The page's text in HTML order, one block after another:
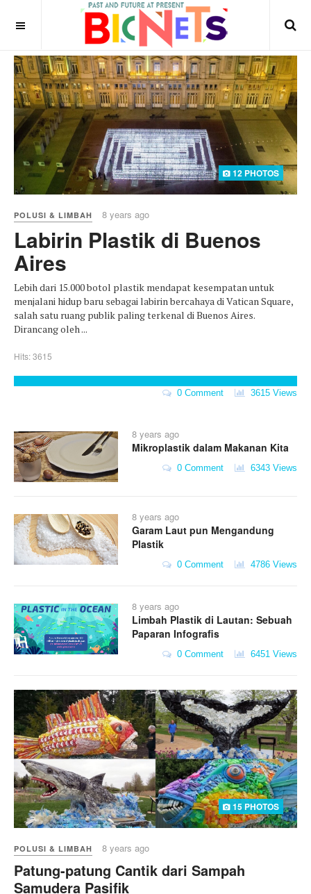
12 PHOTOS
POLUSI & LIMBAH 8 years ago
Labirin Plastik di Buenos
Aires
Lebih dari 15.000 botol plastik mendapat kesempatan untuk
menjalani hidup baru sebagai labirin bercahaya di Vatican Square,
salah satu ruang publik paling terkenal di Buenos Aires.
Dirancang oleh ...
Hits: 3615
0 Comment 3615 Views
8 years ago
Mikroplastik dalam Makanan Kita
0 Comment 6343 Views
8 years ago
Garam Laut pun Mengandung
Plastik
0 Comment 4786 Views
8 years ago
Limbah Plastik di Lautan: Sebuah
Paparan Infografis
0 Comment 6451 Views
15 PHOTOS
POLUSI & LIMBAH 8 years ago
Patung-patung Cantik dari Sampah
Samudera Pasifik